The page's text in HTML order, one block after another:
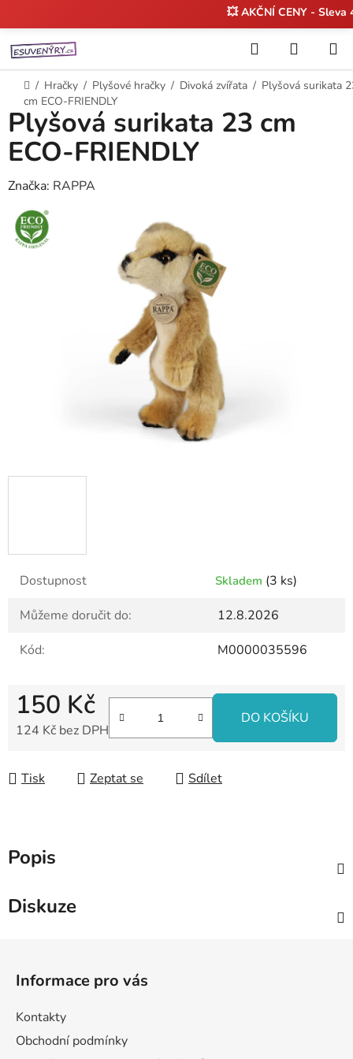
na
obsah
💥 AKČNÍ CENY - Sleva
Hledat
KOŠÍK
Domů
/ Hračky / Plyšové hračky / Divoká zvířata / Plyšová surikata
cm ECO-FRIENDLY
Dostupnost Skladem (3 ks)
Můžeme doručit do:
12.8.2026
Kód:
M0000035596
150 Kč
124 Kč bez DPH
DO KOŠÍKU
Tisk Zeptat se Sdílet
Plyšová surikata 23 cm
ECO-FRIENDLY
Značka: RAPPA
Popis
Diskuze
Informace pro vás
Kontakty
Obchodní podmínky